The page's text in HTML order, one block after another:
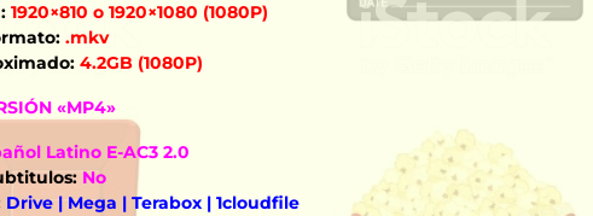
1920×810 o 1920×1080 (1080P)
.mkv
4.2GB (1080P)
«MP4»
Latino E-AC3 2.0
No
Drive | Mega | Terabox | 1cloudfile